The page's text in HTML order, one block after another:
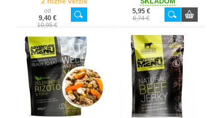
od
9,40 €
10,95 €
5,95 €
6,74 €